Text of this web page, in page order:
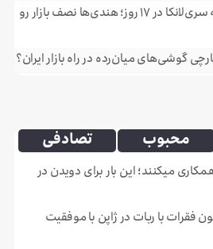
ورود ۷۵ هزار گردشگر به سری‌لانکا در ۱۷ روز؛ هندی‌ها نصف بازار رو
محبوب تصادفی
میکنند؛ این بار برای دویدن در
فقرات با ربات در ژاپن با موفقیت